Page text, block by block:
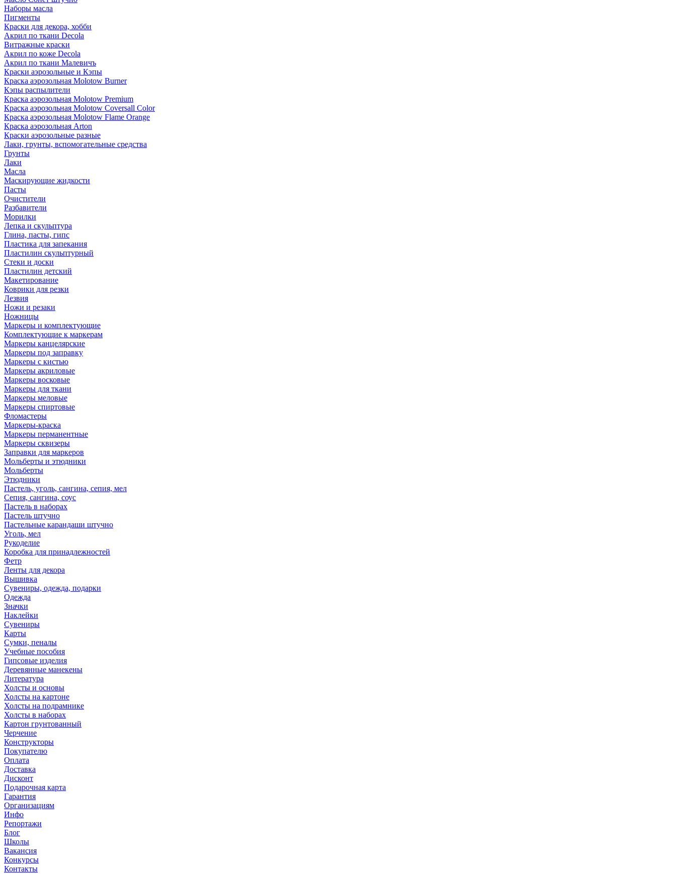
Наборы масла
Пигменты
Краски для декора, хобби
Акрил по ткани Decola
Витражные краски
Акрил по коже Decola
Акрил по ткани Малевичъ
Краски аэрозольные и Кэпы
Краска аэрозольная Molotow Burner
Кэпы распылители
Краска аэрозольная Molotow Premium
Краска аэрозольная Molotow Coversall Color
Краска аэрозольная Molotow Flame Orange
Краска аэрозольная Arton
Краски аэрозольные разные
Лаки, грунты, вспомогательные средства
Грунты
Лаки
Масла
Маскирующие жидкости
Пасты
Очистители
Разбавители
Морилки
Лепка и скульптура
Глина, пасты, гипс
Пластика для запекания
Пластилин скульптурный
Стеки и доски
Пластилин детский
Макетирование
Коврики для резки
Лезвия
Ножи и резаки
Ножницы
Маркеры и комплектующие
Комплектующие к маркерам
Маркеры канцелярские
Маркеры под заправку
Маркеры с кистью
Маркеры акриловые
Маркеры восковые
Маркеры для ткани
Маркеры меловые
Маркеры спиртовые
Фломастеры
Маркеры-краска
Маркеры перманентные
Маркеры сквизеры
Заправки для маркеров
Мольберты и этюдники
Мольберты
Этюдники
Пастель, уголь, сангина, сепия, мел
Сепия, сангина, соус
Пастель в наборах
Пастель штучно
Пастельные карандаши штучно
Уголь, мел
Рукоделие
Коробка для принадлежностей
Фетр
Ленты для декора
Вышивка
Сувениры, одежда, подарки
Одежда
Значки
Наклейки
Сувениры
Карты
Сумки, пеналы
Учебные пособия
Гипсовые изделия
Деревянные манекены
Литература
Холсты и основы
Холсты на картоне
Холсты на подрамнике
Холсты в наборах
Картон грунтованный
Черчение
Конструкторы
Покупателю
Оплата
Доставка
Дисконт
Подарочная карта
Гарантия
Организациям
Инфо
Репортажи
Блог
Школы
Вакансия
Конкурсы
Контакты